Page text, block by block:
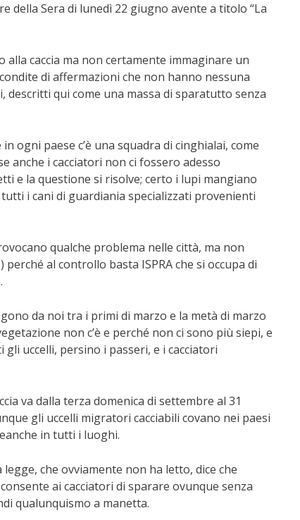
della Sera di lunedì 22 giugno avente a titolo “La
caccia ma non certamente immaginare un
di affermazioni che non hanno nessuna
descritti qui come una massa di sparatutto senza
ogni paese c’è una squadra di cinghialai, come
anche i cacciatori non ci fossero adesso
e la questione si risolve; certo i lupi mangiano
i cani di guardiania specializzati provenienti
qualche problema nelle città, ma non
al controllo basta ISPRA che si occupa di
da noi tra i primi di marzo e la metà di marzo
non c’è e perché non ci sono più siepi, e
uccelli, persino i passeri, e i cacciatori
va dalla terza domenica di settembre al 31
gli uccelli migratori cacciabili covano nei paesi
in tutti i luoghi.
che ovviamente non ha letto, dice che
ai cacciatori di sparare ovunque senza
qualunquismo a manetta.